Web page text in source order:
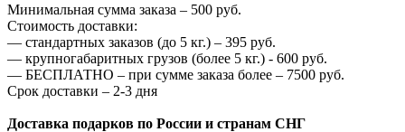
Минимальная сумма заказа – 500 руб.
Стоимость доставки:
— стандартных заказов (до 5 кг.) – 395 руб.
— крупногабаритных грузов (более 5 кг.) - 600 руб.
— БЕСПЛАТНО – при сумме заказа более – 7500 руб.
Срок доставки – 2-3 дня
Доставка подарков по России и странам СНГ